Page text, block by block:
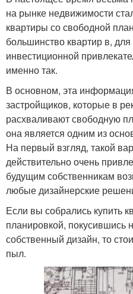
на рынке недвижимости
квартиры со свободной
большинство квартир в,
инвестиционной
именно так.
В основном, эта
застройщиков, которые в
расхваливают свободную
она является одним из
На первый взгляд, такой
действительно очень
будущим собственникам
любые дизайнерские
Если вы собрались купить
планировкой, покусившись
собственный дизайн, то
пыл.